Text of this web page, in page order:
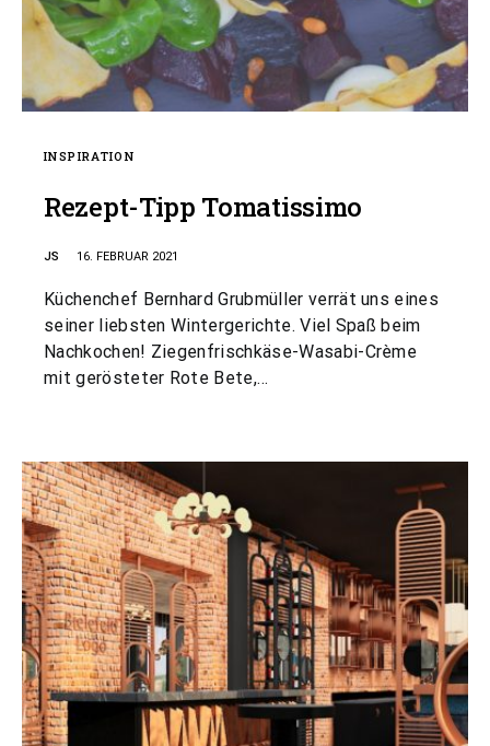
INSPIRATION
Rezept-Tipp Tomatissimo
JS 16. FEBRUAR 2021
Küchenchef Bernhard Grubmüller verrät uns eines
seiner liebsten Wintergerichte. Viel Spaß beim
Nachkochen! Ziegenfrischkäse-Wasabi-Crème
mit gerösteter Rote Bete,…